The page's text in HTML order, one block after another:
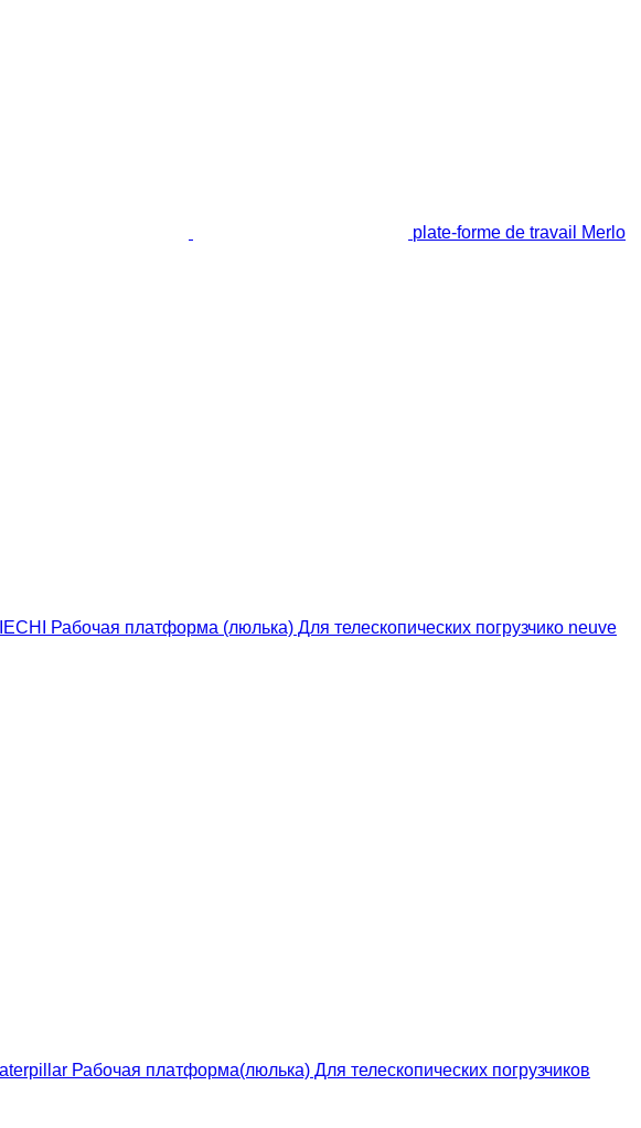
plate-forme de travail Merlo
Рабочая платформа (люлька) Для телескопических погрузчико neuve
Рабочая платформа(люлька) Для телескопических погрузчиков